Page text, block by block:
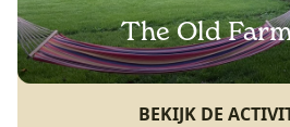
The Old
BEKIJK DE